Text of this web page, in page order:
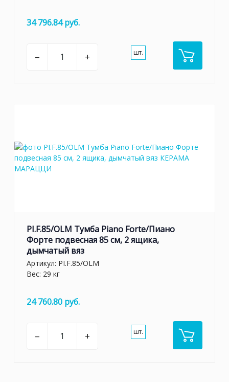
34 796.84 руб.
– + шт.
PI.F.85/OLM Тумба Piano Forte/Пиано
Форте подвесная 85 см, 2 ящика,
дымчатый вяз
Артикул: PI.F.85/OLM
Вес: 29 кг
24 760.80 руб.
– + шт.